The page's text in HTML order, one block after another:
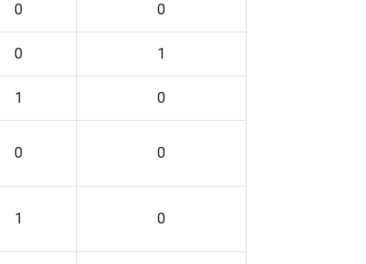
0 0
0 1
1 0
0 0
1 0